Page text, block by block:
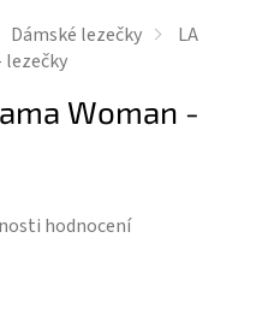
Dámské lezečky
LA
lezečky
Woman -
hodnocení